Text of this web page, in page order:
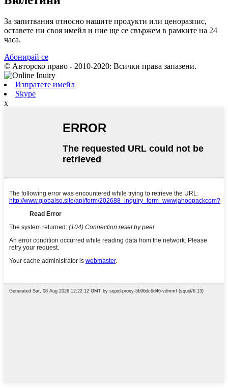
За запитвания относно нашите продукти или ценоразпис,
оставете ни своя имейл и ние ще се свържем в рамките на 24
часа.
Абонирай се
© Авторско право - 2010-2020: Всички права запазени.
Изпратете имейл
Skype
x